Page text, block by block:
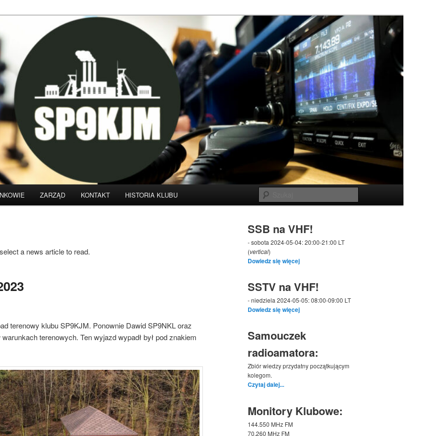
krótkofalarskiego SP9KJM
ZARZĄD KONTAKT HISTORIA KLUBU
a news article to read.
terenowy klubu SP9KJM. Ponownie Dawid SP9NKL oraz
terenowych. Ten wyjazd wypadł był pod znakiem
SSB na VHF!
- sobota 2024-05-04: 20:00-21:00 LT
(vertical)
Dowiedz się więcej
SSTV na VHF!
- niedziela 2024-05-05: 08:00-09:00 LT
Dowiedz się więcej
Samouczek
radioamatora:
Zbiór wiedzy przydatny początkującym
kolegom.
Czytaj dalej...
Monitory Klubowe:
144.550 MHz FM
70.260 MHz FM